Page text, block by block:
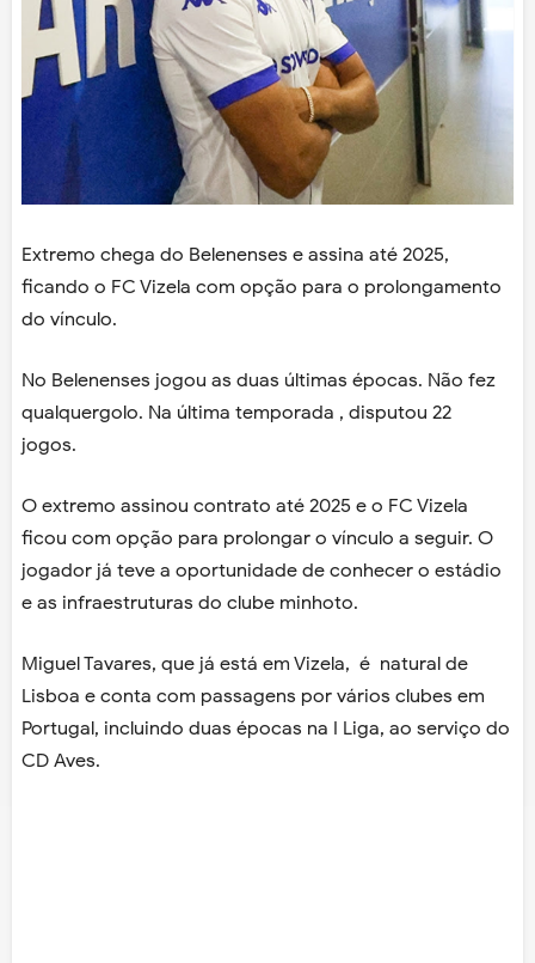
Extremo chega do Belenenses e assina até 2025,
ficando o FC Vizela com opção para o prolongamento
do vínculo.
No Belenenses jogou as duas últimas épocas. Não fez
qualquergolo. Na última temporada , disputou 22
jogos.
O extremo assinou contrato até 2025 e o FC Vizela
ficou com opção para prolongar o vínculo a seguir. O
jogador já teve a oportunidade de conhecer o estádio
e as infraestruturas do clube minhoto.
Miguel Tavares, que já está em Vizela, é natural de
Lisboa e conta com passagens por vários clubes em
Portugal, incluindo duas épocas na I Liga, ao serviço do
CD Aves.